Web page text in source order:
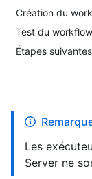
Création du
Test du workflow
Étapes suivantes
Les
Server ne